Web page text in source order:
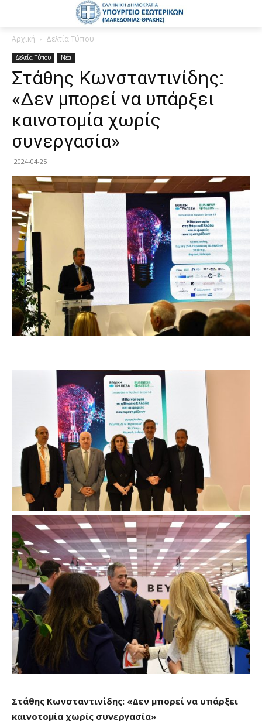
Αρχική Δελτία Τύπου
Δελτία Τύπου Νέα
Στάθης Κωνσταντινίδης:
«Δεν μπορεί να υπάρξει
καινοτομία χωρίς
συνεργασία»
2024-04-25
Στάθης Κωνσταντινίδης: «Δεν μπορεί να υπάρξει
καινοτομία χωρίς συνεργασία»